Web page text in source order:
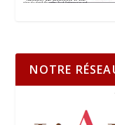
NOTRE